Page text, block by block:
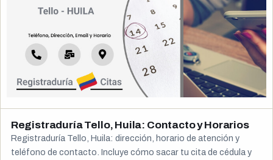
Registraduría Tello, Huila: Contacto y Horarios
Registraduría Tello, Huila: dirección, horario de atención y
teléfono de contacto. Incluye cómo sacar tu cita de cédula y